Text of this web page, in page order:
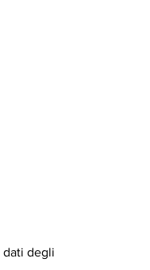
dati degli